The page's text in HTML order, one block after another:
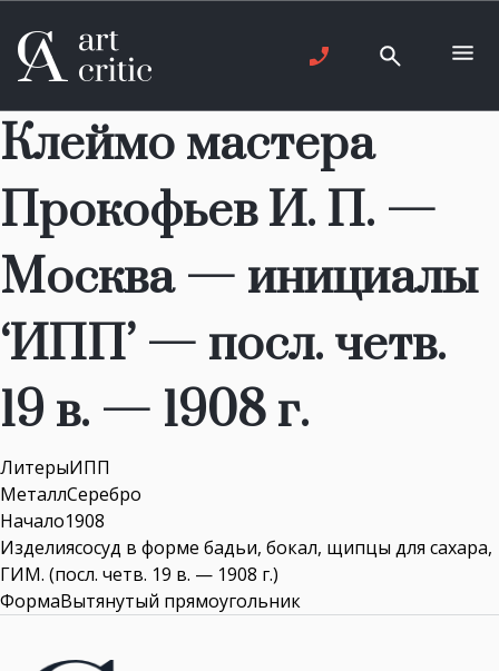
Клеймо мастера
Прокофьев И. П. —
Москва — инициалы
‘ИПП’ — посл. четв.
19 в. — 1908 г.
ЛитерыИПП
МеталлСеребро
Начало1908
Изделиясосуд в форме бадьи, бокал, щипцы для сахара,
ГИМ. (посл. четв. 19 в. — 1908 г.)
ФормаВытянутый прямоугольник